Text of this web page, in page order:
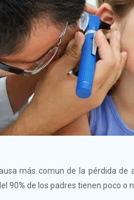
más comun de la pérdida de
90%de los padres tienen poco o